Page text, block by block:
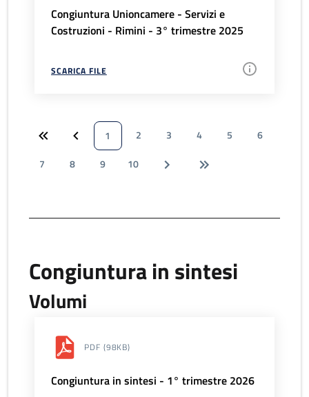
Congiuntura Unioncamere - Servizi e
Costruzioni - Rimini - 3° trimestre 2025
SCARICA FILE
1 2 3 4 5
6
7
8 9 10
Congiuntura in sintesi
Volumi
PDF (98KB)
Congiuntura in sintesi - 1° trimestre 2026